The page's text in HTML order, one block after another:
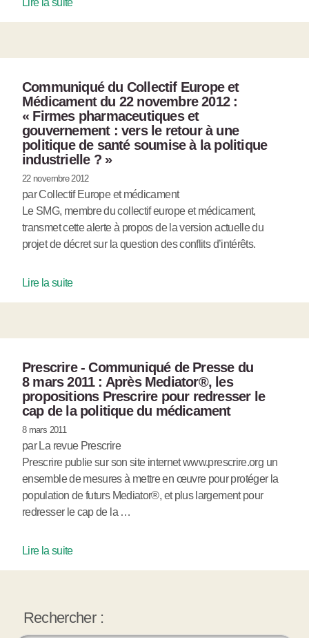
Lire la suite
Communiqué du Collectif Europe et
Médicament du 22 novembre 2012 :
« Firmes pharmaceutiques et
gouvernement : vers le retour à une
politique de santé soumise à la politique
industrielle ? »
22 novembre 2012
par Collectif Europe et médicament
Le SMG, membre du collectif europe et médicament,
transmet cette alerte à propos de la version actuelle du
projet de décret sur la question des conflits d’intérêts.
Lire la suite
Prescrire - Communiqué de Presse du
8 mars 2011 : Après Mediator®, les
propositions Prescrire pour redresser le
cap de la politique du médicament
8 mars 2011
par La revue Prescrire
Prescrire publie sur son site internet www.prescrire.org un
ensemble de mesures à mettre en œuvre pour protéger la
population de futurs Mediator®, et plus largement pour
redresser le cap de la …
Lire la suite
Rechercher :